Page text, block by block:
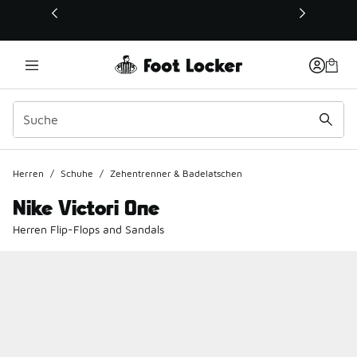
Dieser Link öffnet sich in einem neuen Fenster
Herren / Schuhe / Zehentrenner & Badelatschen
Nike Victori One
Herren Flip-Flops and Sandals